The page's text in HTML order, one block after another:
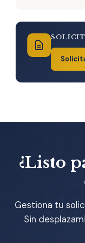
¿Listo
Gestiona tu
Sin